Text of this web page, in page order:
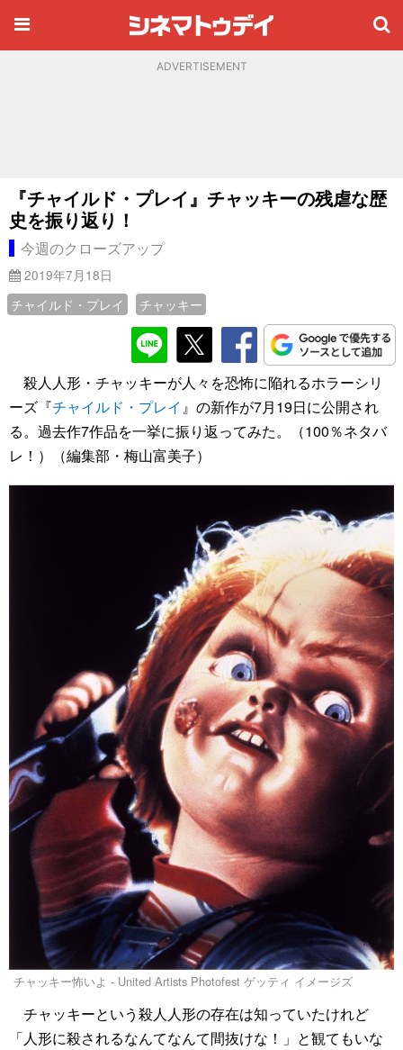
ADVERTISEMENT
『チャイルド・プレイ』チャッキーの残虐な歴
史を振り返り！
今週のクローズアップ
2019年7月18日
チャイルド・プレイ
チャッキー
殺人人形・チャッキーが人々を恐怖に陥れるホラーシリ
ーズ『チャイルド・プレイ 』の新作が7月19日に公開され
る。過去作7作品を一挙に振り返ってみた。（100％ネタバ
レ！）（編集部・梅山富美子）
チャッキー怖いよ - United Artists Photofest ゲッティ イメージズ
チャッキーという殺人人形の存在は知っていたけれど
「人形に殺されるなんてなんて間抜けな！」と観てもいな